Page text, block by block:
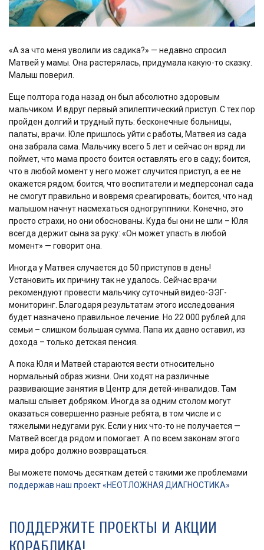
«А за что меня уволили из садика?» — недавно спросил
Матвей у мамы. Она растерялась, придумала какую-то сказку.
Малыш поверил.
Еще полтора года назад он был абсолютно здоровым
мальчиком. И вдруг первый эпилептический приступ. С тех пор
пройден долгий и трудный путь: бесконечные больницы,
палаты, врачи. Юле пришлось уйти с работы, Матвея из сада
она забрала сама. Мальчику всего 5 лет и сейчас он вряд ли
поймет, что мама просто боится оставлять его в саду; боится,
что в любой момент у него может случится приступ, а ее не
окажется рядом; боится, что воспитатели и медперсонал сада
не смогут правильно и вовремя среагировать; боится, что над
малышом начнут насмехаться одногруппники. Конечно, это
просто страхи, но они обоснованы. Куда бы они не шли – Юля
всегда держит сына за руку: «Он может упасть в любой
момент» — говорит она.
Иногда у Матвея случается до 50 приступов в день!
Установить их причину так не удалось. Сейчас врачи
рекомендуют провести мальчику суточный видео-ЭЭГ-
мониторинг. Благодаря результатам этого исследования
будет назначено правильное лечение. Но 22 000 рублей для
семьи – слишком большая сумма. Папа их давно оставил, из
дохода – только детская пенсия.
А пока Юля и Матвей стараются вести относительно
нормальный образ жизни. Они ходят на различные
развивающие занятия в Центр для детей-инвалидов. Там
малыш слывет добряком. Иногда за одним столом могут
оказаться совершенно разные ребята, в том числе и с
тяжелыми недугами рук. Если у них что-то не получается —
Матвей всегда рядом и помогает. А по всем законам этого
мира добро должно возвращаться.
Вы можете помочь десяткам детей с такими же проблемами
поддержав наш проект «НЕОТЛОЖНАЯ ДИАГНОСТИКА»
ПОДДЕРЖИТЕ ПРОЕКТЫ И АКЦИИ